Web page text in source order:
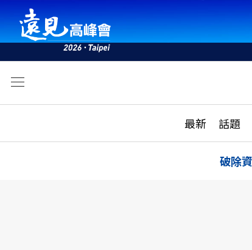
最新 話題
活動
破除